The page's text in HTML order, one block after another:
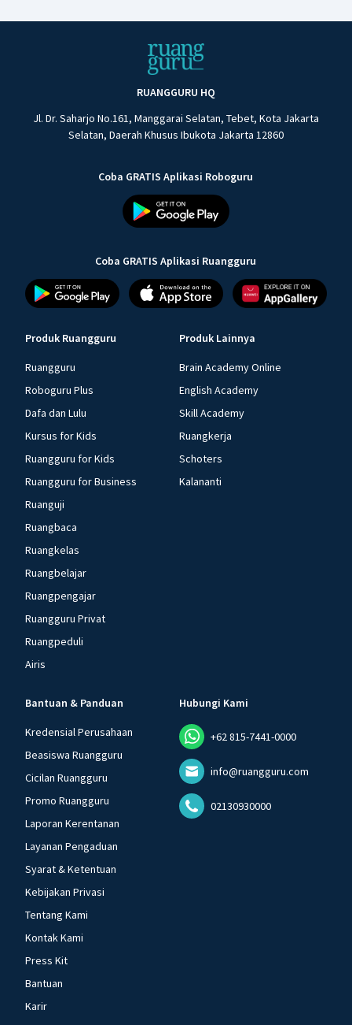
RUANGGURU HQ
Jl. Dr. Saharjo No.161, Manggarai Selatan, Tebet, Kota Jakarta
Selatan, Daerah Khusus Ibukota Jakarta 12860
Coba GRATIS Aplikasi Roboguru
Coba GRATIS Aplikasi Ruangguru
Produk Ruangguru
Ruangguru
Roboguru Plus
Dafa dan Lulu
Kursus for Kids
Ruangguru for Kids
Ruangguru for Business
Ruanguji
Ruangbaca
Ruangkelas
Ruangbelajar
Ruangpengajar
Ruangguru Privat
Ruangpeduli
Airis
Produk Lainnya
Brain Academy Online
English Academy
Skill Academy
Ruangkerja
Schoters
Kalananti
Bantuan & Panduan
Kredensial Perusahaan
Beasiswa Ruangguru
Cicilan Ruangguru
Promo Ruangguru
Laporan Kerentanan
Layanan Pengaduan
Syarat & Ketentuan
Kebijakan Privasi
Tentang Kami
Kontak Kami
Press Kit
Bantuan
Karir
Hubungi Kami
+62 815-7441-0000
info@ruangguru.com
02130930000